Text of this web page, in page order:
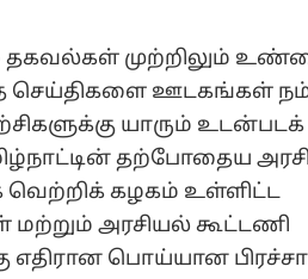
தகவல்கள் முற்றிலும்
செய்திகளை ஊடகங்கள்
யாரும் உடன்படக்
தற்போதைய
வெற்றிக் கழகம் உள்ளிட்ட
மற்றும் அரசியல் கூட்டணி
எதிரான பொய்யான